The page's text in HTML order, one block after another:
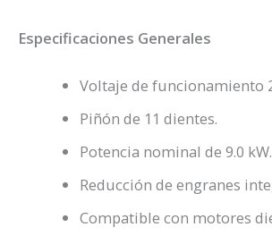
Especificaciones Generales
Voltaje de funcionamiento
Piñón de 11 dientes.
Potencia nominal de 9.0 kW.
Reducción de engranes
Compatible con motores